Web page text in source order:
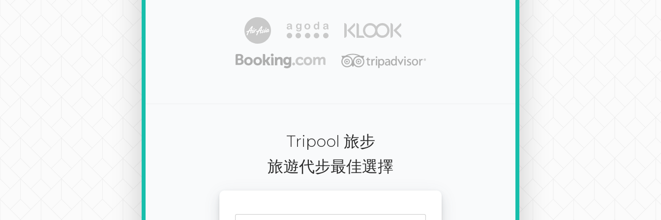
Tripool 旅步
旅遊代步最佳選擇